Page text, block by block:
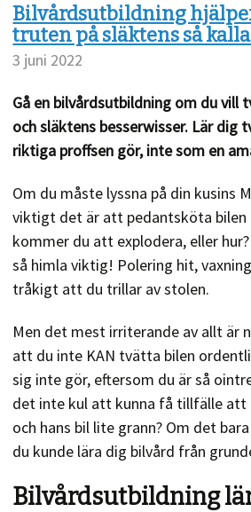
Bilvårdsutbildning
truten på släktens så
3 juni 2022
Gå en bilvårdsutbildning om du vill
och släktens besserwisser. Lär dig
riktiga proffsen gör, inte som en
Om du måste lyssna på din kusins
viktigt det är att pedantsköta bilen
kommer du att explodera, eller
så himla viktig! Polering hit,
tråkigt att du trillar av stolen.
Men det mest irriterande av allt är
att du inte KAN tvätta bilen
sig inte gör, eftersom du är så
det inte kul att kunna få tillfälle att
och hans bil lite grann? Om det
du kunde lära dig bilvård från
Bilvårdsutbildning